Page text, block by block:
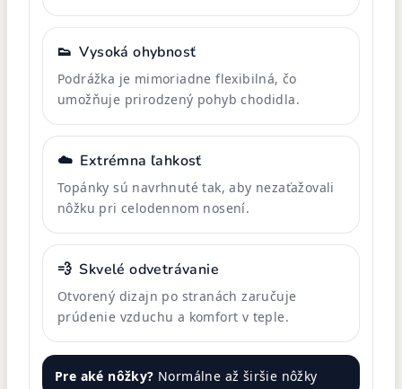
👟 Vysoká ohybnosť
Podrážka je mimoriadne flexibilná, čo
umožňuje prirodzený pohyb chodidla.
☁️ Extrémna ľahkosť
Topánky sú navrhnuté tak, aby nezaťažovali
nôžku pri celodennom nosení.
💨 Skvelé odvetrávanie
Otvorený dizajn po stranách zaručuje
prúdenie vzduchu a komfort v teple.
Pre aké nôžky? Normálne až širšie nôžky